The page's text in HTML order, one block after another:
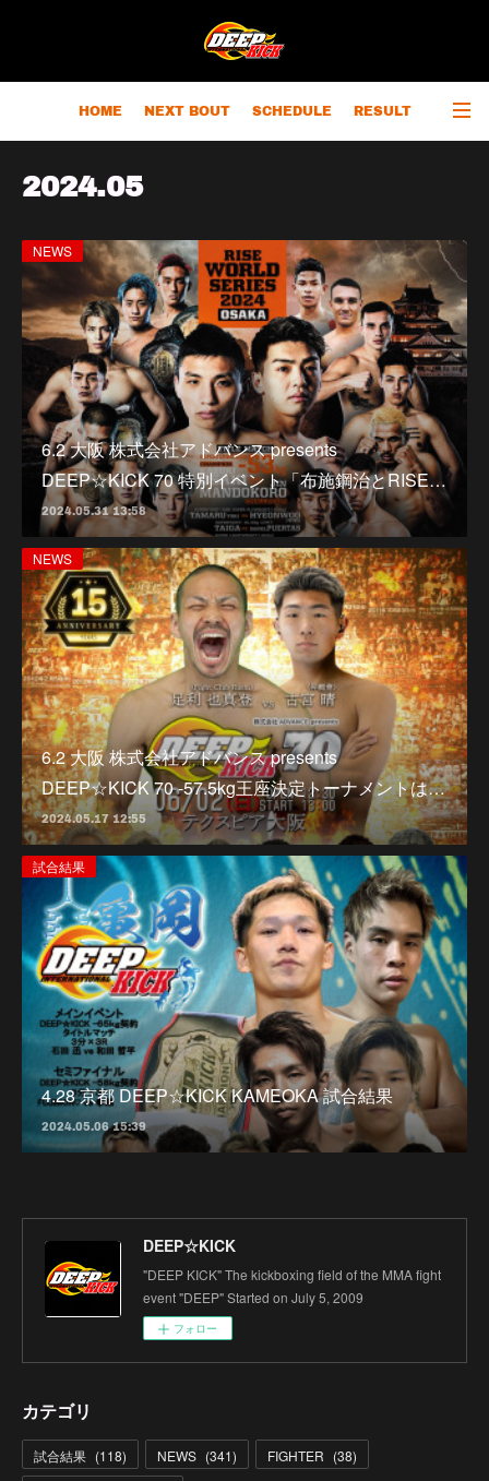
HOME NEXT BOUT SCHEDULE RESULT
2024.05
NEWS
6.2 大阪 株式会社アドバンス presents
DEEP☆KICK 70 特別イベント「布施鋼治とRISE…
2024.05.31 13:58
NEWS
6.2 大阪 株式会社アドバンス presents
DEEP☆KICK 70 -57.5kg王座決定トーナメントは…
2024.05.17 12:55
試合結果
4.28 京都 DEEP☆KICK KAMEOKA 試合結果
2024.05.06 15:39
DEEP☆KICK
"DEEP KICK" The kickboxing field of the MMA fight
event "DEEP" Started on July 5, 2009
フォロー
カテゴリ
試合結果 (118) NEWS (341) FIGHTER (38)